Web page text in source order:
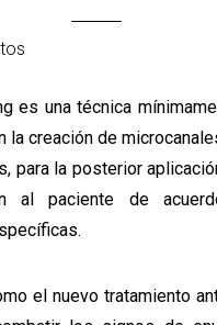
es una técnica
la creación de
para la posterior
al paciente de
el nuevo tratamiento